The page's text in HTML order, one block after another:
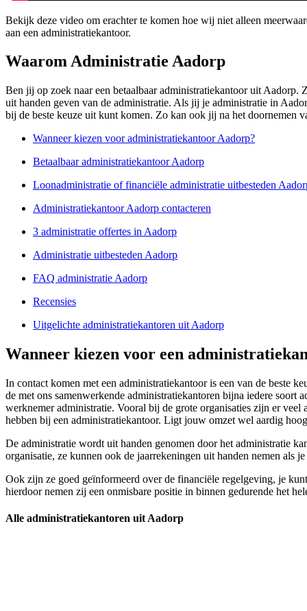
Bekijk deze video om erachter te komen hoe wij niet alleen
aan een administratiekantoor.
Waarom Administratie Aadorp
Ben jij op zoek naar een betaalbaar administratiekantoor uit Aadorp.
uit handen geven van de administratie. Als jij je administratie in
bij de beste keuze uit kunt komen. Zo kan ook jij na het doornemen
Wanneer kiezen voor administratiekantoor Aadorp?
Betaalbaar administratiekantoor Aadorp
Loonadministratie of financiële administratie uitbesteden
Administratiekantoor Aadorp contacteren
3 administratie offertes in Aadorp
Administratie uitbesteden Aadorp
FAQ administratie Aadorp
Recensies
Uitgelichte administratiekantoren uit Aadorp
Wanneer kiezen voor een
In contact komen met een administratiekantoor is een van de beste
de met ons samenwerkende administratiekantoren bijna iedere
werknemer administratie. Vooral bij de grote organisaties zijn er
hebben bij een administratiekantoor. Ligt jouw omzet wel aardig
De administratie wordt uit handen genomen door het administratie
organisatie, ze kunnen ook de jaarrekeningen uit handen nemen als
Ook zijn ze goed geïnformeerd over de financiële regelgeving, je
hierdoor nemen zij een onmisbare positie in binnen gedurende het
Alle administratiekantoren uit Aadorp